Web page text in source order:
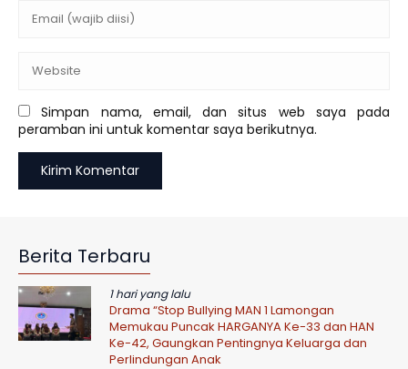
Simpan nama, email, dan situs web saya pada
peramban ini untuk komentar saya berikutnya.
Berita Terbaru
1 hari yang lalu
Drama “Stop Bullying MAN 1 Lamongan
Memukau Puncak HARGANYA Ke-33 dan HAN
Ke-42, Gaungkan Pentingnya Keluarga dan
Perlindungan Anak